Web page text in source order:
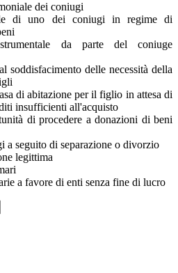
dei coniugi
di uno dei coniugi in regime di
da parte del coniuge
soddisfacimento delle necessità della
di abitazione per il figlio in attesa di
insufficienti all'acquisto
di procedere a donazioni di beni
a seguito di separazione o divorzio
legittima
a favore di enti senza fine di lucro